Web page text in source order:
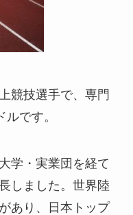
競技選手で、専門
です。
学・実業団を経て
しました。世界陸
あり、日本トップ